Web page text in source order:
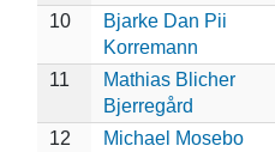
10
Bjarke Dan Pii
Korremann
11
Mathias Blicher
Bjerregård
12
Michael Mosebo